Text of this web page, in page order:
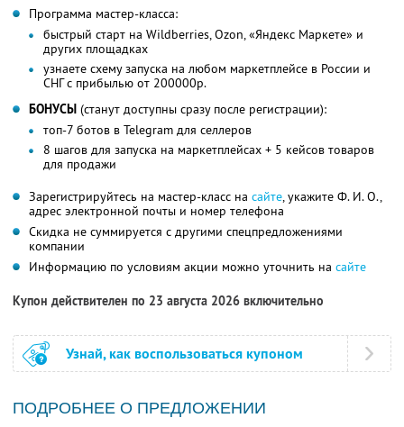
Программа мастер-класса:
быстрый старт на Wildberries, Ozon, «Яндекс Маркете» и
других площадках
узнаете схему запуска на любом маркетплейсе в России и
СНГ с прибылью от 200000р.
БОНУСЫ (станут доступны сразу после регистрации):
топ-7 ботов в Telegram для селлеров
8 шагов для запуска на маркетплейсах + 5 кейсов товаров
для продажи
Зарегистрируйтесь на мастер-класс на сайте, укажите Ф. И. О.,
адрес электронной почты и номер телефона
Скидка не суммируется с другими спецпредложениями
компании
Информацию по условиям акции можно уточнить на сайте
Купон действителен по 23 августа 2026 включительно
Узнай, как воспользоваться купоном
ПОДРОБНЕЕ О ПРЕДЛОЖЕНИИ